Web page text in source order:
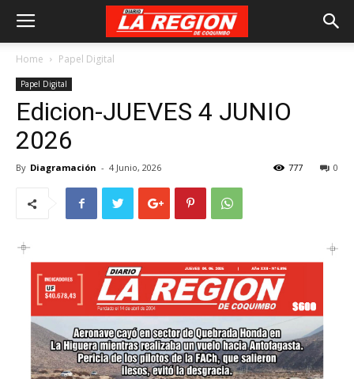
Home Papel Digital
Papel Digital
Edicion-JUEVES 4 JUNIO
2026
By Diagramación - 4 Junio, 2026 0
777